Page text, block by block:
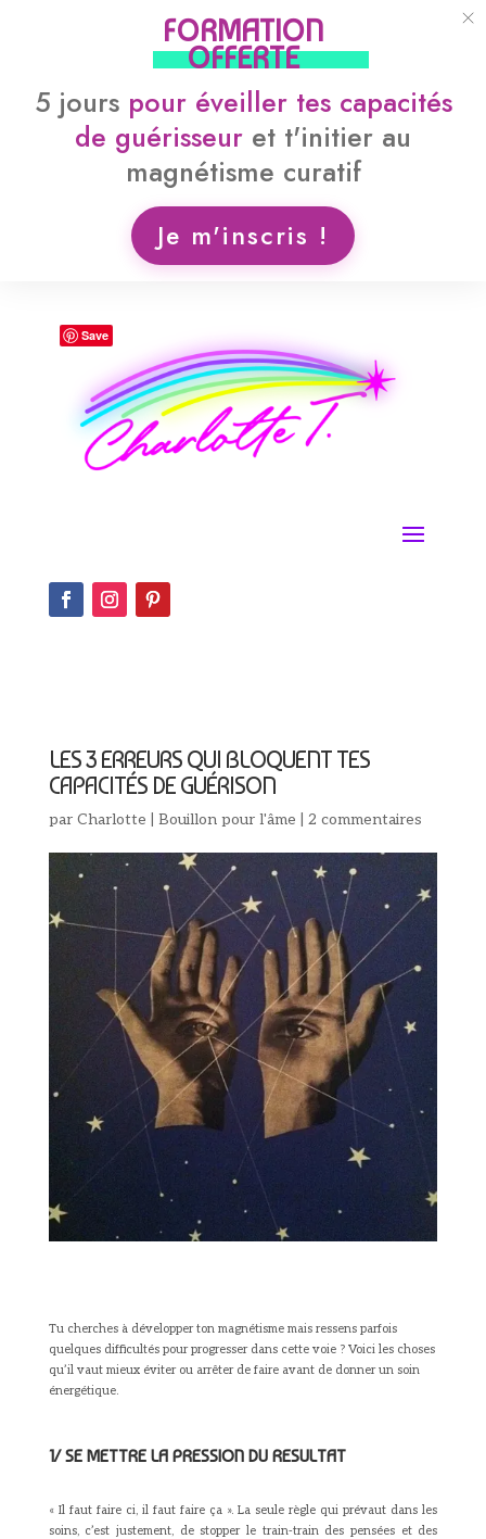
LES 3 ERREURS QUI BLOQUENT TES
CAPACITÉS DE GUÉRISON
par Charlotte Bouillon pour l'âme 2 commentaires
Tu cherches à développer ton magnétisme mais ressens parfois
quelques difficultés pour progresser dans cette voie ? Voici les choses
qu’il vaut mieux éviter ou arrêter de faire avant de donner un soin
énergétique.
1/ SE METTRE LA PRESSION DU RESULTAT
« Il faut faire ci, il faut faire ça ». La seule règle qui prévaut dans les
soins, c’est justement, de stopper le train-train des pensées et des
FORMATION
OFFERTE
5 jours pour éveiller tes capacités
de guérisseur et t'initier au
magnétisme curatif
Je m'inscris !
Save